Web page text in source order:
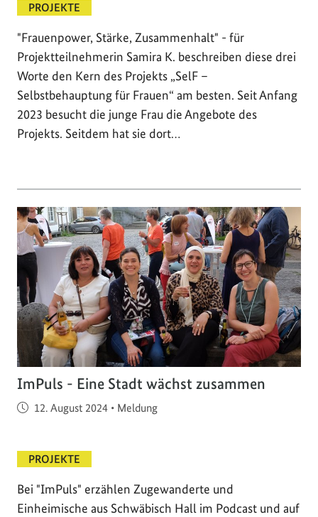
PROJEKTE
"Frauenpower, Stärke, Zusammenhalt" - für
Projektteilnehmerin Samira K. beschreiben diese drei
Worte den Kern des Projekts „SelF –
Selbstbehauptung für Frauen“ am besten. Seit Anfang
2023 besucht die junge Frau die Angebote des
Projekts. Seitdem hat sie dort…
ImPuls - Eine Stadt wächst zusammen
Veröffentlicht am
12. August 2024 • Meldung
PROJEKTE
Bei "ImPuls" erzählen Zugewanderte und
Einheimische aus Schwäbisch Hall im Podcast und auf